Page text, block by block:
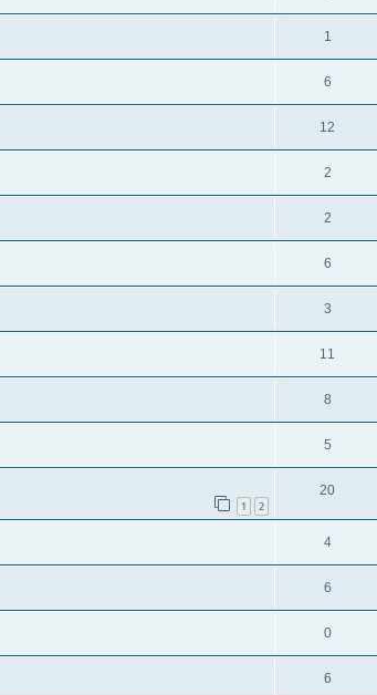
1
6
12
2
2
6
3
11
8
5
1 2
20
4
6
0
6